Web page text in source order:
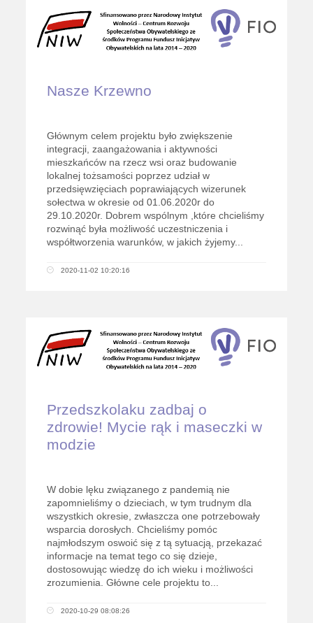
Nasze Krzewno
Głównym celem projektu było zwiększenie
integracji, zaangażowania i aktywności
mieszkańców na rzecz wsi oraz budowanie
lokalnej tożsamości poprzez udział w
przedsięwzięciach poprawiających wizerunek
sołectwa w okresie od 01.06.2020r do
29.10.2020r. Dobrem wspólnym ,które chcieliśmy
rozwinąć była możliwość uczestniczenia i
współtworzenia warunków, w jakich żyjemy...
2020-11-02 10:20:16
Przedszkolaku zadbaj o
zdrowie! Mycie rąk i maseczki w
modzie
W dobie lęku związanego z pandemią nie
zapomnieliśmy o dzieciach, w tym trudnym dla
wszystkich okresie, zwłaszcza one potrzebowały
wsparcia dorosłych. Chcieliśmy pomóc
najmłodszym oswoić się z tą sytuacją, przekazać
informacje na temat tego co się dzieje,
dostosowując wiedzę do ich wieku i możliwości
zrozumienia. Główne cele projektu to...
2020-10-29 08:08:26